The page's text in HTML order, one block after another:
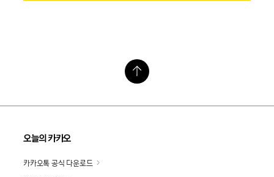
오늘의 카카오
카카오톡 공식 다운로드